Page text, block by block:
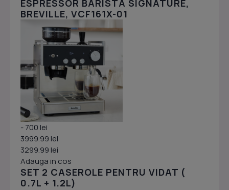
ESPRESSOR BARISTA SIGNATURE,
BREVILLE, VCF161X-01
- 700 lei
3999.99 lei
3299.99 lei
Adauga in cos
SET 2 CASEROLE PENTRU VIDAT (
0.7L + 1.2L)